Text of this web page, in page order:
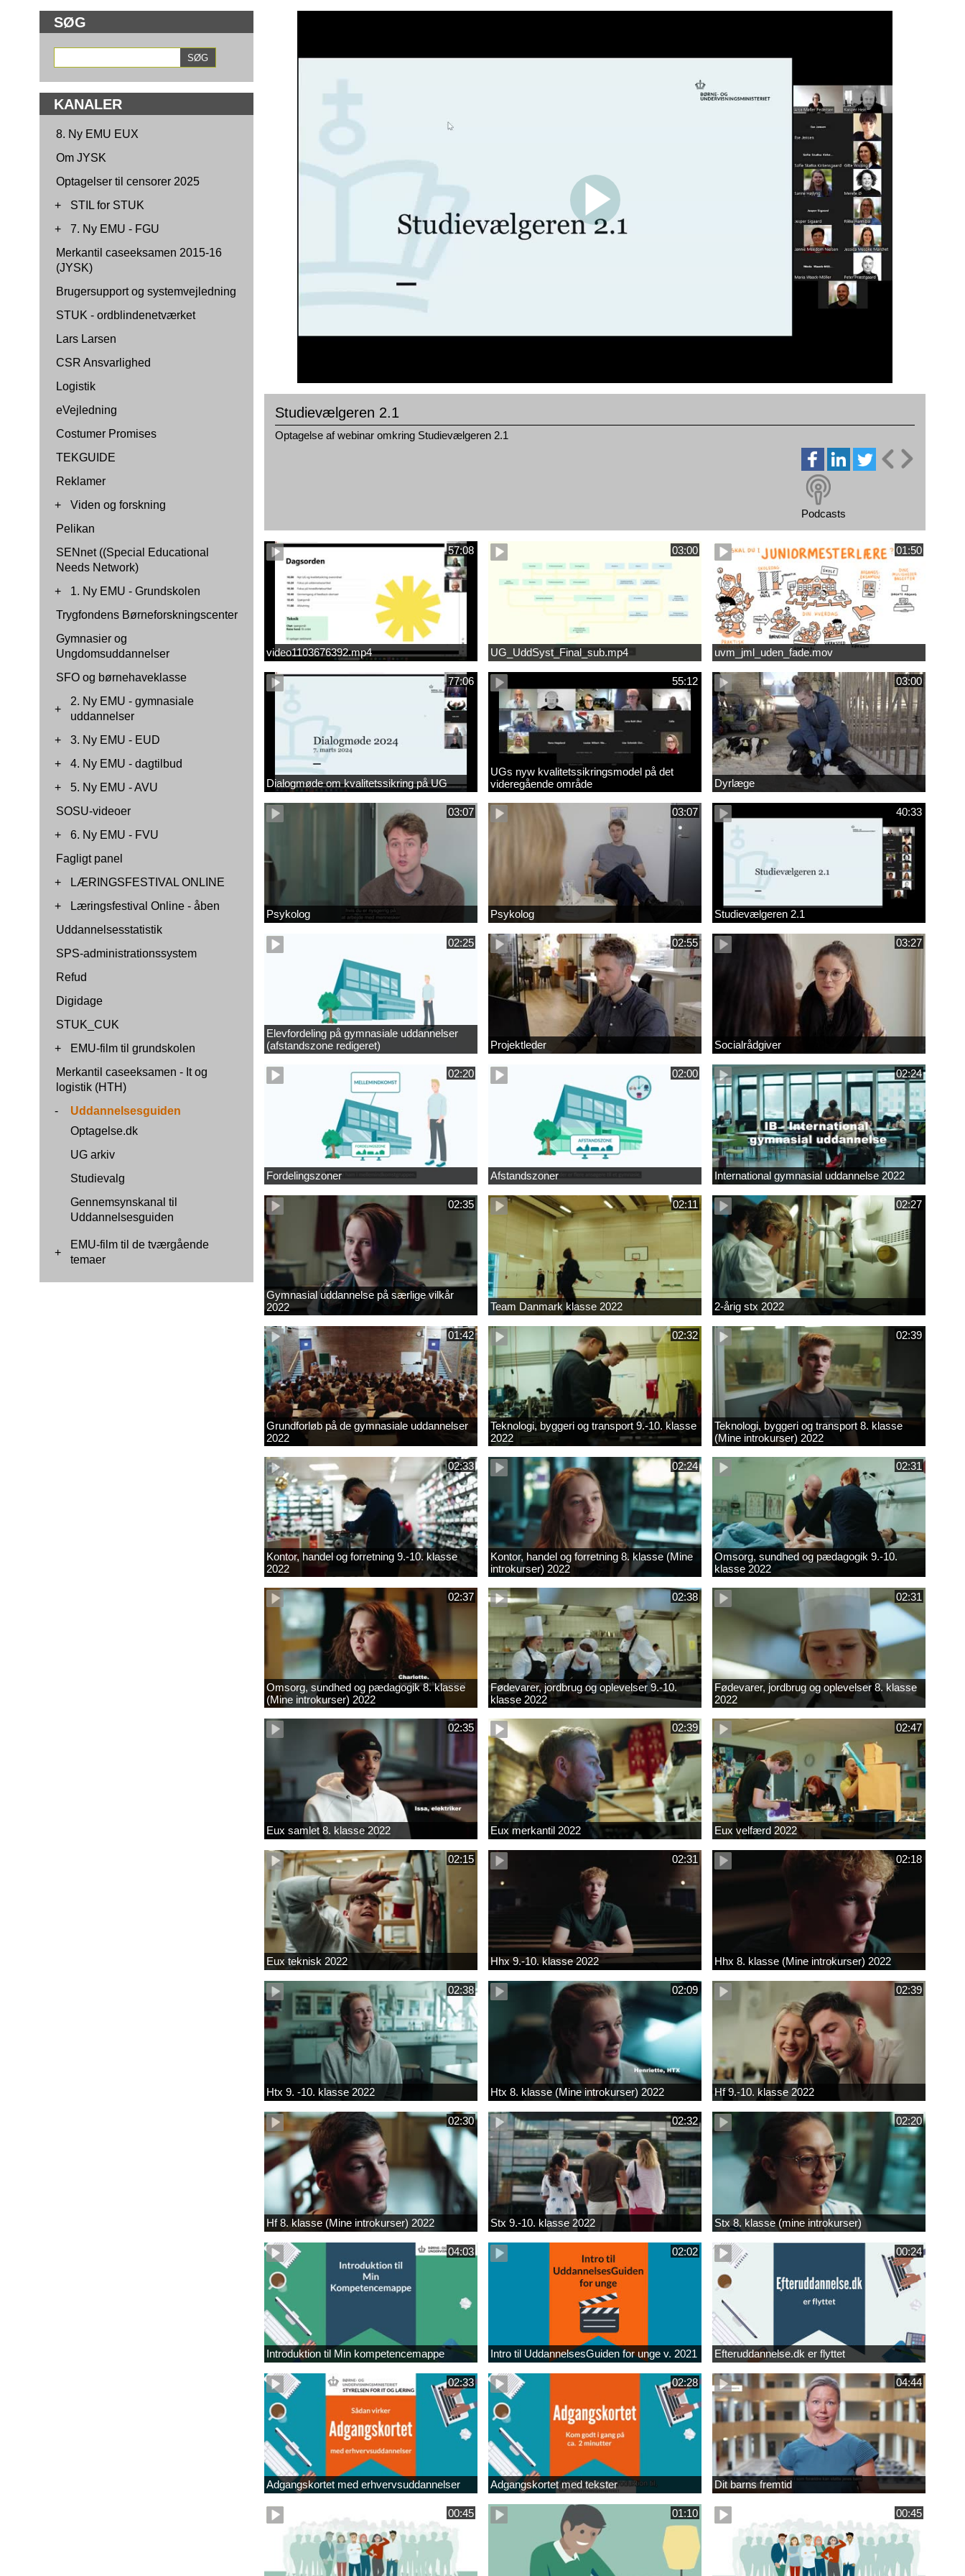
SØG
KANALER
8. Ny EMU EUX
Om JYSK
Optagelser til censorer 2025
+
STIL for STUK
+
7. Ny EMU - FGU
Merkantil caseeksamen 2015-16
(JYSK)
Brugersupport og systemvejledning
STUK - ordblindenetværket
Lars Larsen
CSR Ansvarlighed
Logistik
eVejledning
Costumer Promises
TEKGUIDE
Reklamer
+
Viden og forskning
Pelikan
SENnet ((Special Educational
Needs Network)
+
1. Ny EMU - Grundskolen
Trygfondens Børneforskningscenter
Gymnasier og
Ungdomsuddannelser
SFO og børnehaveklasse
+
2. Ny EMU - gymnasiale
uddannelser
+
3. Ny EMU - EUD
+
4. Ny EMU - dagtilbud
+
5. Ny EMU - AVU
SOSU-videoer
+
6. Ny EMU - FVU
Fagligt panel
+
LÆRINGSFESTIVAL ONLINE
+
Læringsfestival Online - åben
Uddannelsesstatistik
SPS-administrationssystem
Refud
Digidage
STUK_CUK
+
EMU-film til grundskolen
Merkantil caseeksamen - It og
logistik (HTH)
-
Uddannelsesguiden
Optagelse.dk
UG arkiv
Studievalg
Gennemsynskanal til
Uddannelsesguiden
+
EMU-film til de tværgående
temaer
Studievælgeren 2.1
Optagelse af webinar omkring Studievælgeren 2.1
Podcasts
57:08
video1103676392.mp4
03:00
UG_UddSyst_Final_sub.mp4
01:50
uvm_jml_uden_fade.mov
77:06
Dialogmøde om kvalitetssikring på UG
55:12
UGs nyw kvalitetssikringsmodel på det
videregående område
03:00
Dyrlæge
03:07
Psykolog
03:07
Psykolog
40:33
Studievælgeren 2.1
02:25
Elevfordeling på gymnasiale uddannelser
(afstandszone redigeret)
02:55
Projektleder
03:27
Socialrådgiver
02:20
Fordelingszoner
02:00
Afstandszoner
02:24
International gymnasial uddannelse 2022
02:35
Gymnasial uddannelse på særlige vilkår
2022
02:11
Team Danmark klasse 2022
02:27
2-årig stx 2022
01:42
Grundforløb på de gymnasiale uddannelser
2022
02:32
Teknologi, byggeri og transport 9.-10. klasse
2022
02:39
Teknologi, byggeri og transport 8. klasse
(Mine introkurser) 2022
02:33
Kontor, handel og forretning 9.-10. klasse
2022
02:24
Kontor, handel og forretning 8. klasse (Mine
introkurser) 2022
02:31
Omsorg, sundhed og pædagogik 9.-10.
klasse 2022
02:37
Omsorg, sundhed og pædagogik 8. klasse
(Mine introkurser) 2022
02:38
Fødevarer, jordbrug og oplevelser 9.-10.
klasse 2022
02:31
Fødevarer, jordbrug og oplevelser 8. klasse
2022
02:35
Eux samlet 8. klasse 2022
02:39
Eux merkantil 2022
02:47
Eux velfærd 2022
02:15
Eux teknisk 2022
02:31
Hhx 9.-10. klasse 2022
02:18
Hhx 8. klasse (Mine introkurser) 2022
02:38
Htx 9. -10. klasse 2022
02:09
Htx 8. klasse (Mine introkurser) 2022
02:39
Hf 9.-10. klasse 2022
02:30
Hf 8. klasse (Mine introkurser) 2022
02:32
Stx 9.-10. klasse 2022
02:20
Stx 8. klasse (mine introkurser)
04:03
Introduktion til Min kompetencemappe
02:02
Intro til UddannelsesGuiden for unge v. 2021
00:24
Efteruddannelse.dk er flyttet
02:33
Adgangskortet med erhvervsuddannelser
02:28
Adgangskortet med tekster
04:44
Dit barns fremtid
00:45 01:10 00:45